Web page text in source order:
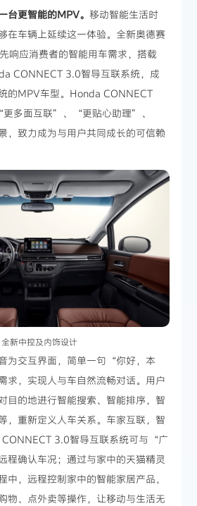
台更智能的MPV。 移动智能生活时
在车辆上延续这一体验。全新奥德赛
响应消费者的智能用车需求，搭载
CONNECT 3.0智导互联系统，成
的MPV车型。Honda CONNECT
多面互联”、“更贴心助理”、
，致力成为与用户共同成长的可信赖
全新中控及内饰设计
为交互界面，简单一句“你好，本
求，实现人与车自然流畅对话。用户
目的地进行智能搜索、智能排序，智
，重新定义人车关系。车家互联，智
3.0智导互联系统可与“广
程确认车况；通过与家中的天猫精灵
中，远程控制家中的智能家居产品，
物、点外卖等操作，让移动与生活无